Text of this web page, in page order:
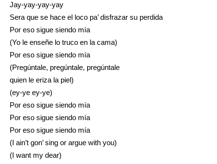
Jay-yay-yay-yay
Sera que se hace el loco pa’ disfrazar su perdida
Por eso sigue siendo mía
(Yo le enseñe lo truco en la cama)
Por eso sigue siendo mía
(Pregúntale, pregúntale, pregúntale
quien le eriza la piel)
(ey-ye ey-ye)
Por eso sigue siendo mía
Por eso sigue siendo mía
Por eso sigue siendo mía
(I ain’t gon’ sing or argue with you)
(I want my dear)